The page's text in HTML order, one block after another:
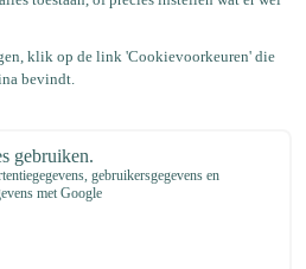
550 type III Acid Paars
550 type III Zilver Grijs